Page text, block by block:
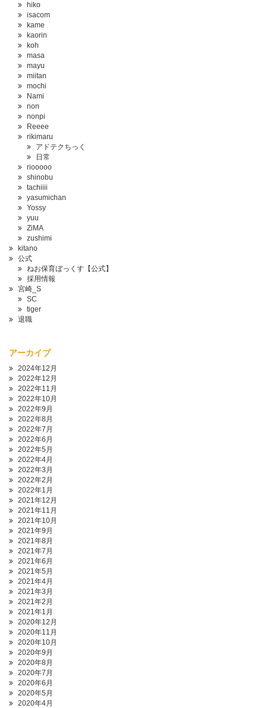
hiko
isacom
kame
kaorin
koh
masa
mayu
miitan
mochi
Nami
non
nonpi
Reeee
rikimaru
アドテクちっく
日常
riooooo
shinobu
tachiiii
yasumichan
Yossy
yuu
ZiMA
zushimi
kitano
公式
ねお保育ぼっくす【公式】
採用情報
宮崎_S
SC
tiger
退職
アーカイブ
2024年12月
2022年12月
2022年11月
2022年10月
2022年9月
2022年8月
2022年7月
2022年6月
2022年5月
2022年4月
2022年3月
2022年2月
2022年1月
2021年12月
2021年11月
2021年10月
2021年9月
2021年8月
2021年7月
2021年6月
2021年5月
2021年4月
2021年3月
2021年2月
2021年1月
2020年12月
2020年11月
2020年10月
2020年9月
2020年8月
2020年7月
2020年6月
2020年5月
2020年4月